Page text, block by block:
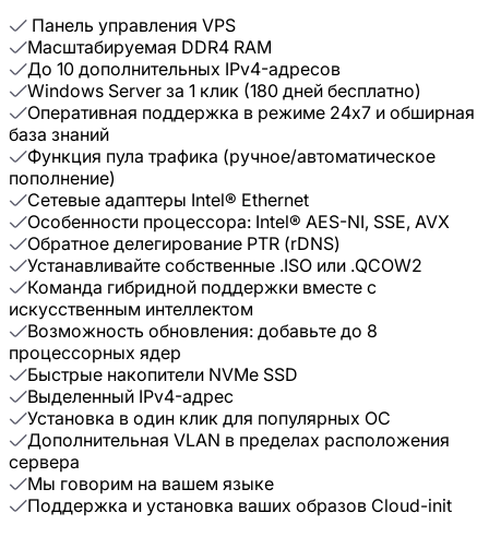
Панель управления VPS
Масштабируемая DDR4 RAM
До 10 дополнительных IPv4-адресов
Windows Server за 1 клик (180 дней бесплатно)
Оперативная поддержка в режиме 24x7 и обширная
база знаний
Функция пула трафика (ручное/автоматическое
пополнение)
Сетевые адаптеры Intel® Ethernet
Особенности процессора: Intel® AES-NI, SSE, AVX
Обратное делегирование PTR (rDNS)
Устанавливайте собственные .ISO или .QCOW2
Команда гибридной поддержки вместе с
искусственным интеллектом
Возможность обновления: добавьте до 8
процессорных ядер
Быстрые накопители NVMe SSD
Выделенный IPv4-адрес
Установка в один клик для популярных ОС
Дополнительная VLAN в пределах расположения
сервера
Мы говорим на вашем языке
Поддержка и установка ваших образов Cloud-init